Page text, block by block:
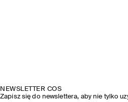
NEWSLETTER COS
Zapisz się do newslettera, aby nie tylko